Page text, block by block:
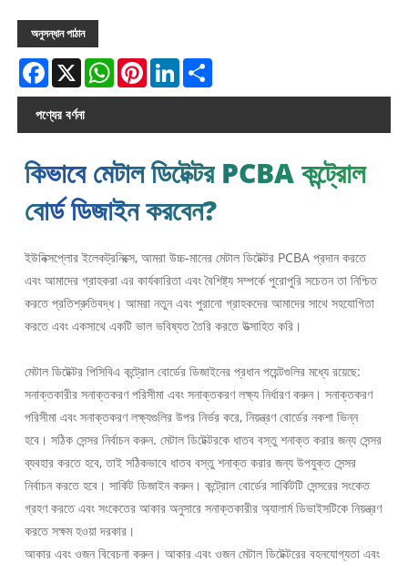
অনুসন্ধান পাঠান
Facebook
X WhatsAppPinterestLinkedInShare
পণ্যের বর্ণনা
কিভাবে মেটাল ডিটেক্টর PCBA কন্ট্রোল
বোর্ড ডিজাইন করবেন?
ইউনিক্সপ্লোর ইলেকট্রনিক্সে, আমরা উচ্চ-মানের মেটাল ডিটেক্টর PCBA প্রদান করতে
এবং আমাদের গ্রাহকরা এর কার্যকারিতা এবং বৈশিষ্ট্য সম্পর্কে পুরোপুরি সচেতন তা নিশ্চিত
করতে প্রতিশ্রুতিবদ্ধ। আমরা নতুন এবং পুরানো গ্রাহকদের আমাদের সাথে সহযোগিতা
করতে এবং একসাথে একটি ভাল ভবিষ্যত তৈরি করতে উত্সাহিত করি।
মেটাল ডিটেক্টর পিসিবিএ কন্ট্রোল বোর্ডের ডিজাইনের প্রধান পয়েন্টগুলির মধ্যে রয়েছে:
সনাক্তকারীর সনাক্তকরণ পরিসীমা এবং সনাক্তকরণ লক্ষ্য নির্ধারণ করুন। সনাক্তকরণ
পরিসীমা এবং সনাক্তকরণ লক্ষ্যগুলির উপর নির্ভর করে, নিয়ন্ত্রণ বোর্ডের নকশা ভিন্ন
হবে। সঠিক সেন্সর নির্বাচন করুন. মেটাল ডিটেক্টরকে ধাতব বস্তু শনাক্ত করার জন্য সেন্সর
ব্যবহার করতে হবে, তাই সঠিকভাবে ধাতব বস্তু শনাক্ত করার জন্য উপযুক্ত সেন্সর
নির্বাচন করতে হবে। সার্কিট ডিজাইন করুন। কন্ট্রোল বোর্ডের সার্কিটটি সেন্সরের সংকেত
গ্রহণ করতে এবং সংকেতের আকার অনুসারে সনাক্তকারীর অ্যালার্ম ডিভাইসটিকে নিয়ন্ত্রণ
করতে সক্ষম হওয়া দরকার।
আকার এবং ওজন বিবেচনা করুন। আকার এবং ওজন মেটাল ডিটেক্টরের বহনযোগ্যতা এবং